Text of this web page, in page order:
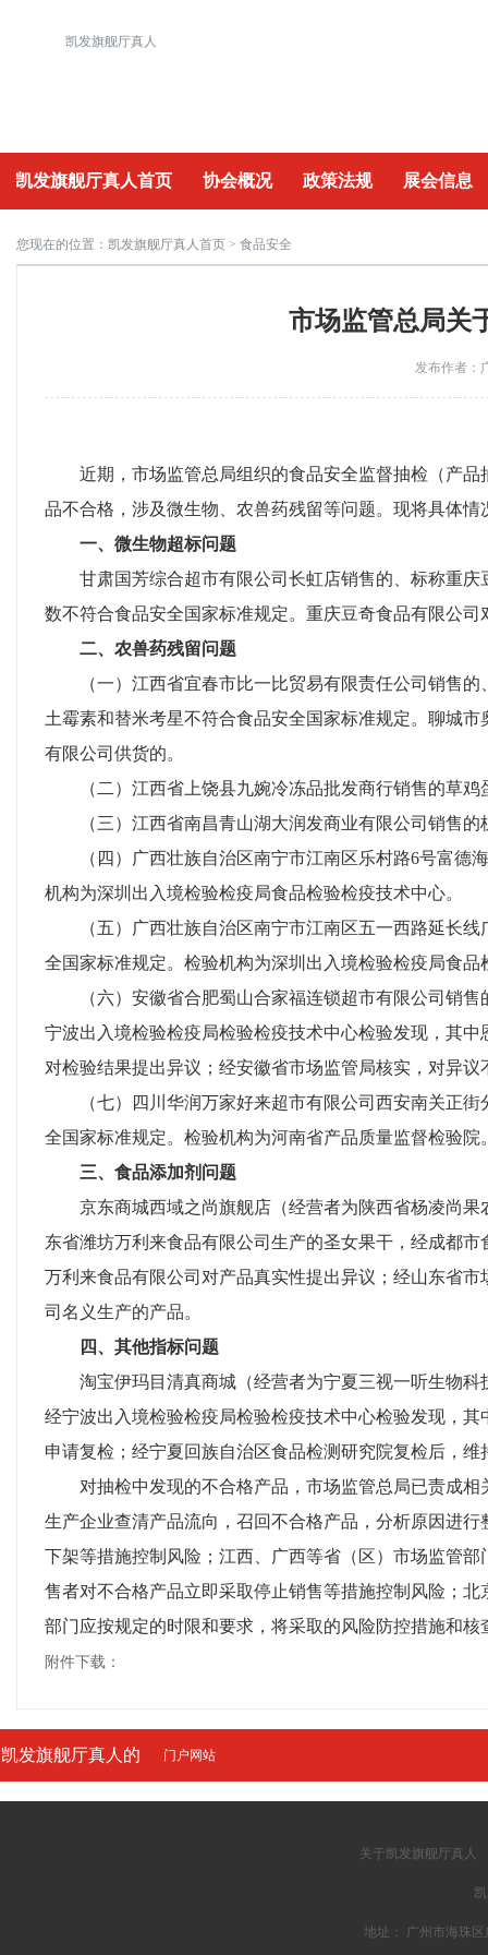
凯发旗舰厅真人
凯发旗舰厅真人首页 协会概况 政策法规 展会信息
重要活动
您现在的位置： 凯发旗舰厅真人首页 > 食品安全
市场监管总局关
发布作者
近期，市场监管总局组织的食品安全监督抽检（产品抽
品不合格，涉及微生物、农兽药残留等问题。现将具体情
一、微生物超标问题
甘肃国芳综合超市有限公司长虹店销售的、标称重庆
数不符合食品安全国家标准规定。重庆豆奇食品有限公
二、农兽药残留问题
（一）江西省宜春市比一比贸易有限责任公司销售的
土霉素和替米考星不符合食品安全国家标准规定。聊城
有限公司供货的。
（二）江西省上饶县九婉冷冻品批发商行销售的草鸡
（三）江西省南昌青山湖大润发商业有限公司销售的
（四）广西壮族自治区南宁市江南区乐村路6号富德海
机构为深圳出入境检验检疫局食品检验检疫技术中心。
（五）广西壮族自治区南宁市江南区五一西路延长线
全国家标准规定。检验机构为深圳出入境检验检疫局食品
（六）安徽省合肥蜀山合家福连锁超市有限公司销售
宁波出入境检验检疫局检验检疫技术中心检验发现，其
对检验结果提出异议；经安徽省市场监管局核实，对异议
（七）四川华润万家好来超市有限公司西安南关正街
全国家标准规定。检验机构为河南省产品质量监督检验院
三、食品添加剂问题
京东商城西域之尚旗舰店（经营者为陕西省杨凌尚果
东省潍坊万利来食品有限公司生产的圣女果干，经成都
万利来食品有限公司对产品真实性提出异议；经山东省
司名义生产的产品。
四、其他指标问题
淘宝伊玛目清真商城（经营者为宁夏三视一听生物科
经宁波出入境检验检疫局检验检疫技术中心检验发现，
申请复检；经宁夏回族自治区食品检测研究院复检后，维
对抽检中发现的不合格产品，市场监管总局已责成相
生产企业查清产品流向，召回不合格产品，分析原因进
下架等措施控制风险；江西、广西等省（区）市场监管
售者对不合格产品立即采取停止销售等措施控制风险；
部门应按规定的时限和要求，将采取的风险防控措施和
附件下载：
凯发旗舰厅真人的
友情链接
门户网站
关于凯发旗舰厅真人
地址： 广州市海珠